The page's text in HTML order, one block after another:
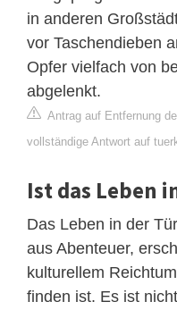
in anderen
vor Taschendieben
Opfer vielfach von
abgelenkt.
Antrag auf Entfernung
vollständige Antwort auf
Ist das Leben
Das Leben in der
aus Abenteuer,
kulturellem
finden ist. Es ist